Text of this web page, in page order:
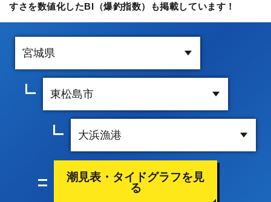
すさを数値化したBI（爆釣指数）も掲載しています！
潮見表・タイドグラフを見
る